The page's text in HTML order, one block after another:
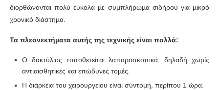
διορθώνονται πολύ εύκολα µε συµπλήρωµα σιδήρου για µικρό
χρονικό διάστηµα.
Τα πλεονεκτήµατα αυτής της τεχνικής είναι πολλά:
Ο δακτύλιος τοποθετείται λαπαροσκοπικά, δηλαδή χωρίς
αντιαισθητικές και επώδυνες τοµές.
Η διάρκεια του χειρουργείου είναι σύντοµη, περίπου 1 ώρα.